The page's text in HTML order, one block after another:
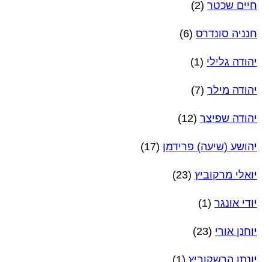
חיים שכטר (2)
חנניה סונדרס (6)
יהודה גלילי (1)
יהודה מילר (7)
יהודה שפיצר (12)
יהושע (שיעה) פרידמן (17)
יואלי מרקוביץ (23)
יודי אונגר (1)
יוחנן אורי (23)
יונתן הרשקוביץ (1)